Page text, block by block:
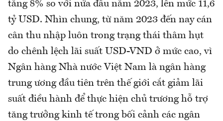
tăng 8% so với nửa đầu năm 2023, lên mức 11,6
tỷ USD. Nhìn chung, từ năm 2023 đến nay cán
cân thu nhập luôn trong trạng thái thâm hụt
do chênh lệch lãi suất USD-VND ở mức cao, vì
Ngân hàng Nhà nước Việt Nam là ngân hàng
trung ương đầu tiên trên thế giới cắt giảm lãi
suất điều hành để thực hiện chủ trương hỗ trợ
tăng trưởng kinh tế trong bối cảnh các ngân